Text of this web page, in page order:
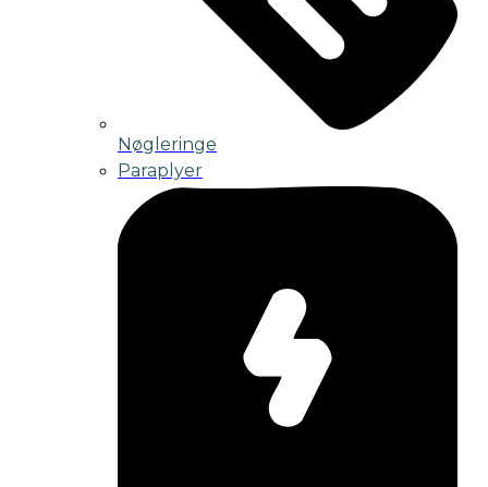
Nøgleringe
Paraplyer